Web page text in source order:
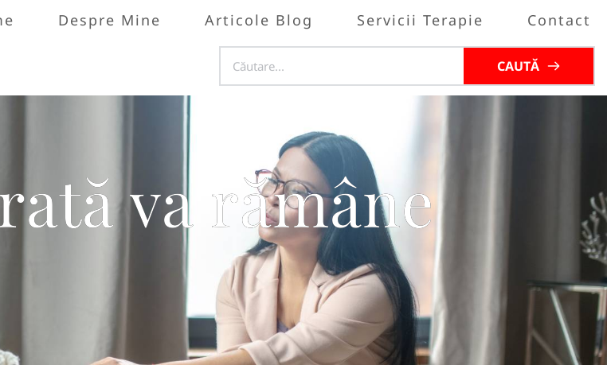
Despre Mine Articole Blog Servicii Terapie Contact
CAUTĂ
va rămâne